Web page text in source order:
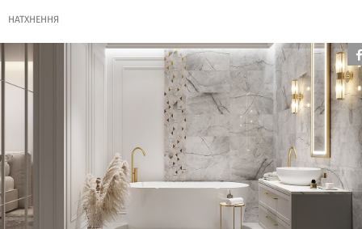
НАТХНЕННЯ